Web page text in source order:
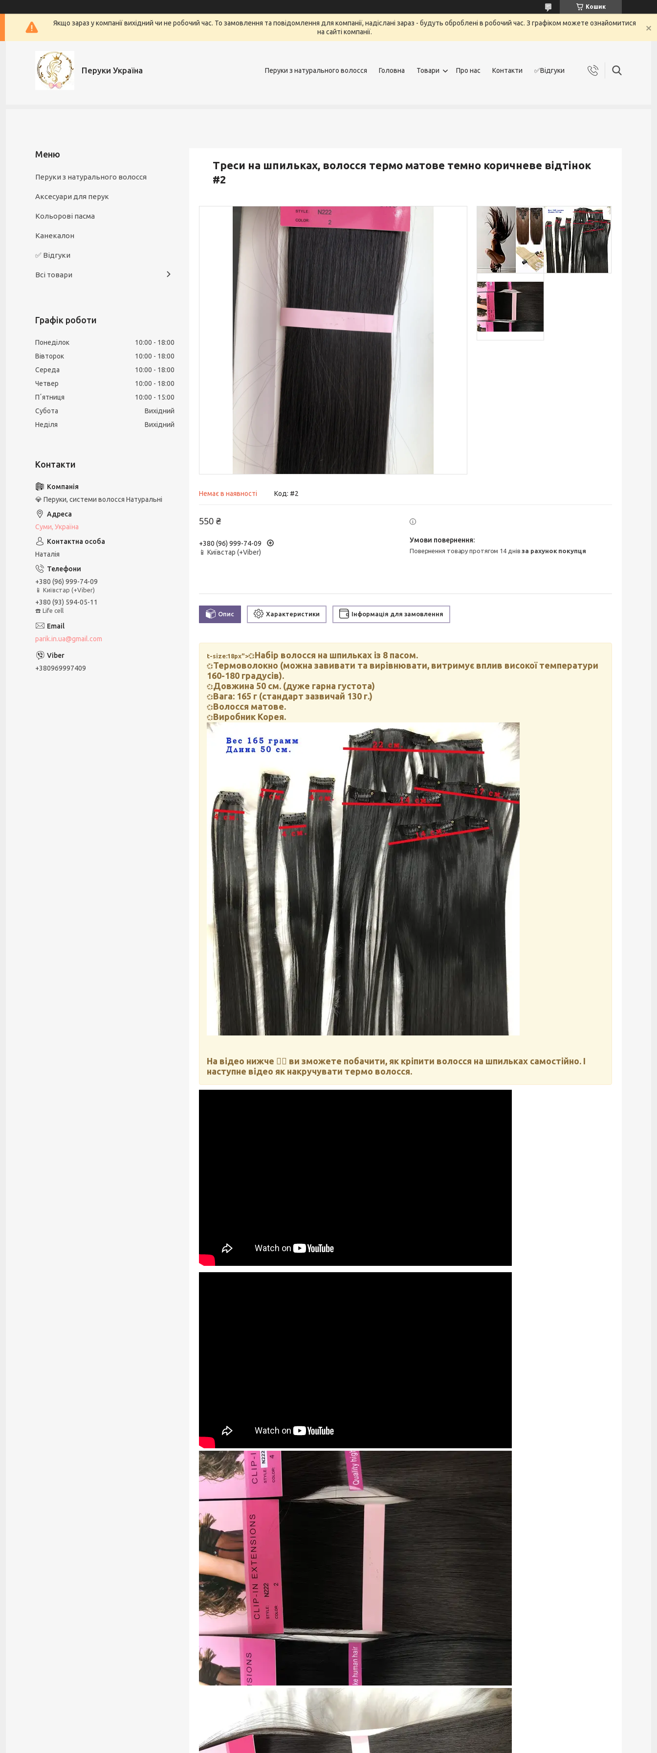
Кошик
Якщо зараз у компанії вихідний чи не робочий час. То замовлення та повідомлення для компанії, надіслані зараз - будуть оброблені в робочий час. З графіком можете ознайомитися
на сайті компанії.
Перуки Україна Перуки з натурального волосся Головна Товари Про нас Контакти ✅Відгуки
Треси на шпильках, волосся термо матове темно коричневе відтінок
#2
Немає в наявності Код: #2
550 ₴
+380 (96) 999-74-09
📱 Київстар (+Viber)
повернення товару протягом 14 днівза рахунок покупця
Опис Характеристики Інформація для замовлення
t-size:18px">💞Набір волосся на шпильках із 8 пасом.
💞Термоволокно (можна завивати та вирівнювати, витримує вплив високої температури
160-180 градусів).
💞Довжина 50 см. (дуже гарна густота)
💞Вага: 165 г (стандарт зазвичай 130 г.)
💞Волосся матове.
💞Виробник Корея.
На відео нижче 👇🏻 ви зможете побачити, як кріпити волосся на шпильках самостійно. І
наступне відео як накручувати термо волосся.
Перуки з натурального волосся
Аксесуари для перук
Кольорові пасма
Канекалон
✅ Відгуки
Всі товари
Графік роботи
Понеділок 10:00
18:00
Вівторок
10:00
18:00
Середа
10:00
18:00
Четвер
10:00
18:00
Пʼятниця
10:00
15:00
Субота
Вихідний
Неділя
Вихідний
💎 Перуки, системи волосся Натуральні
Суми, Україна
Наталія
+380 (96) 999-74-09
📱 Київстар (+Viber)
+380 (93) 594-05-11
☎️ Life cell
parik.in.ua@gmail.com
+380969997409